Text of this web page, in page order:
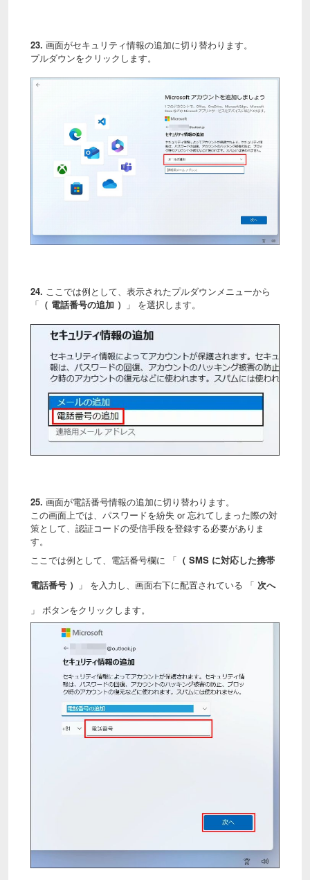
23. 画面がセキュリティ情報の追加に切り替わります。
プルダウンをクリックします。
24. ここでは例として、表示されたプルダウンメニューから
「 （ 電話番号の追加 ） 」 を選択します。
25. 画面が電話番号情報の追加に切り替わります。
この画面上では、パスワードを紛失 or 忘れてしまった際の対
策として、認証コードの受信手段を登録する必要がありま
す。
ここでは例として、電話番号欄に 「 （ SMS に対応した携帯
電話番号 ）
」 を入力し、画面右下に配置されている 「 次へ
」 ボタンをクリックします。